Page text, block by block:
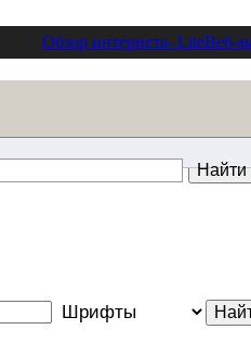
Обзор интернета- LiteВеб-